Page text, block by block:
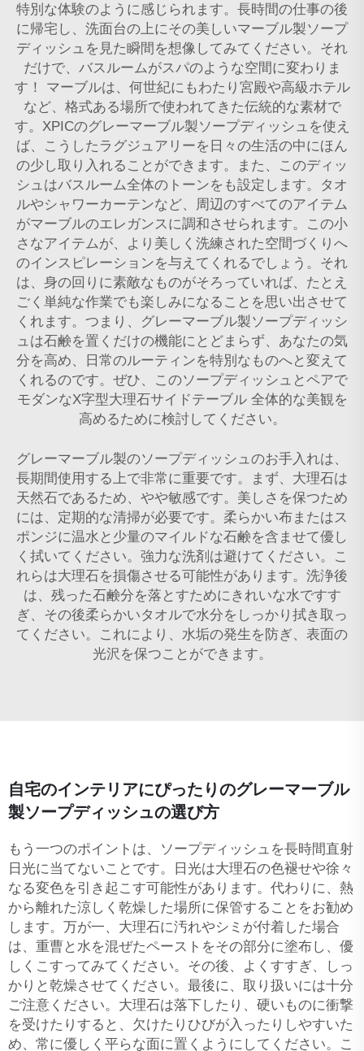
特別な体験のように感じられます。長時間の仕事の後
に帰宅し、洗面台の上にその美しいマーブル製ソープ
ディッシュを見た瞬間を想像してみてください。それ
だけで、バスルームがスパのような空間に変わりま
す！ マーブルは、何世紀にもわたり宮殿や高級ホテル
など、格式ある場所で使われてきた伝統的な素材で
す。XPICのグレーマーブル製ソープディッシュを使え
ば、こうしたラグジュアリーを日々の生活の中にほん
の少し取り入れることができます。また、このディッ
シュはバスルーム全体のトーンをも設定します。タオ
ルやシャワーカーテンなど、周辺のすべてのアイテム
がマーブルのエレガンスに調和させられます。この小
さなアイテムが、より美しく洗練された空間づくりへ
のインスピレーションを与えてくれるでしょう。それ
は、身の回りに素敵なものがそろっていれば、たとえ
ごく単純な作業でも楽しみになることを思い出させて
くれます。つまり、グレーマーブル製ソープディッシ
ュは石鹸を置くだけの機能にとどまらず、あなたの気
分を高め、日常のルーティンを特別なものへと変えて
くれるのです。ぜひ、このソープディッシュとペアで
モダンなX字型大理石サイドテーブル 全体的な美観を
高めるために検討してください。
グレーマーブル製のソープディッシュのお手入れは、
長期間使用する上で非常に重要です。まず、大理石は
天然石であるため、やや敏感です。美しさを保つため
には、定期的な清掃が必要です。柔らかい布またはス
ポンジに温水と少量のマイルドな石鹸を含ませて優し
く拭いてください。強力な洗剤は避けてください。こ
れらは大理石を損傷させる可能性があります。洗浄後
は、残った石鹸分を落とすためにきれいな水ですす
ぎ、その後柔らかいタオルで水分をしっかり拭き取っ
てください。これにより、水垢の発生を防ぎ、表面の
光沢を保つことができます。
自宅のインテリアにぴったりのグレーマーブル
製ソープディッシュの選び方
もう一つのポイントは、ソープディッシュを長時間直射
日光に当てないことです。日光は大理石の色褪せや徐々
なる変色を引き起こす可能性があります。代わりに、熱
から離れた涼しく乾燥した場所に保管することをお勧め
します。万が一、大理石に汚れやシミが付着した場合
は、重曹と水を混ぜたペーストをその部分に塗布し、優
しくこすってみてください。その後、よくすすぎ、しっ
かりと乾燥させてください。最後に、取り扱いには十分
ご注意ください。大理石は落下したり、硬いものに衝撃
を受けたりすると、欠けたりひびが入ったりしやすいた
め、常に優しく平らな面に置くようにしてください。こ